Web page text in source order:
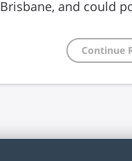
Brisbane, and could
Continue